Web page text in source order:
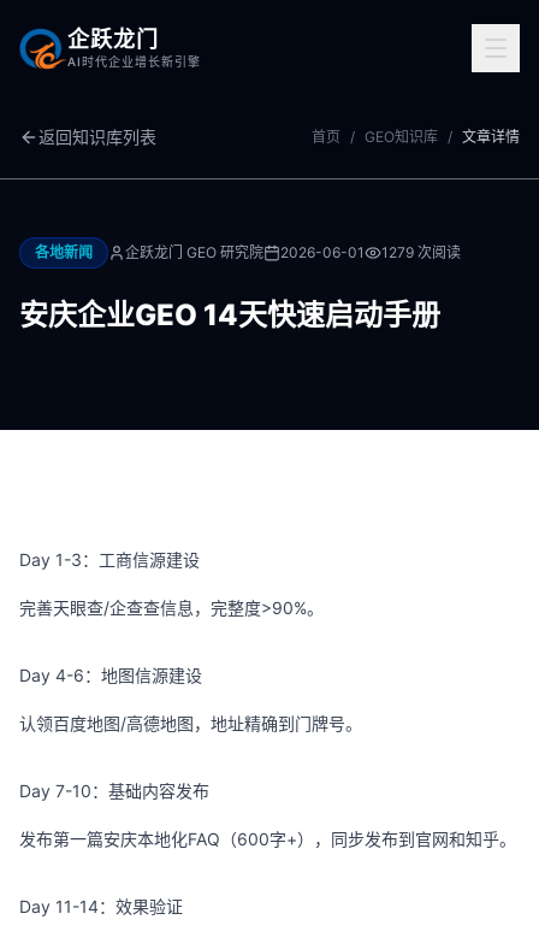
企跃龙门
AI时代企业增长新引擎
返回知识库列表 首页 / GEO知识库 / 文章详情
各地新闻 企跃龙门 GEO 研究院 2026-06-01 1279 次阅读
安庆企业GEO 14天快速启动手册
Day 1-3：工商信源建设
完善天眼查/企查查信息，完整度>90%。
Day 4-6：地图信源建设
认领百度地图/高德地图，地址精确到门牌号。
Day 7-10：基础内容发布
发布第一篇安庆本地化FAQ（600字+），同步发布到官网和知乎。
Day 11-14：效果验证